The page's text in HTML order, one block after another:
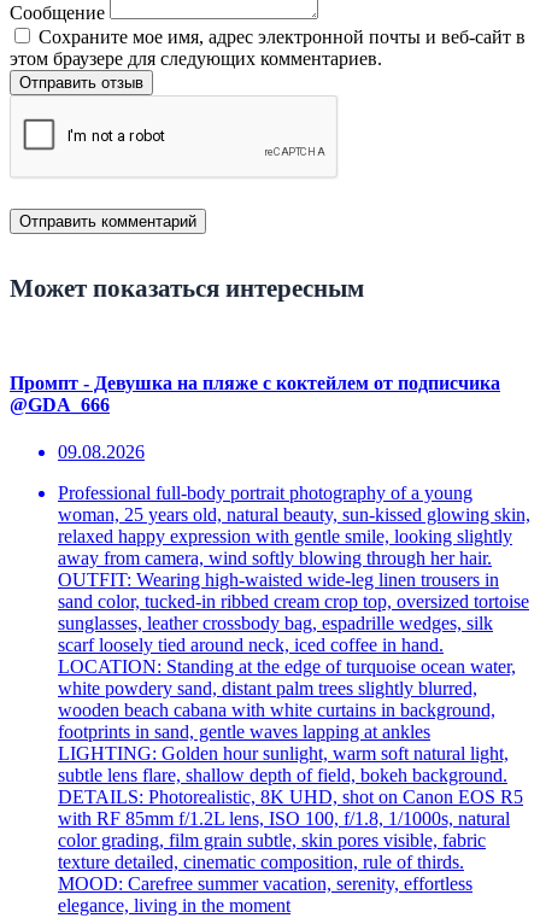
Сообщение
Сохраните мое имя, адрес электронной почты и веб-сайт в
этом браузере для следующих комментариев.
Отправить отзыв
Может показаться интересным
Промпт - Девушка на пляже с коктейлем от подписчика
@GDA_666
09.08.2026
Professional full-body portrait photography of a young
woman, 25 years old, natural beauty, sun-kissed glowing skin,
relaxed happy expression with gentle smile, looking slightly
away from camera, wind softly blowing through her hair.
OUTFIT: Wearing high-waisted wide-leg linen trousers in
sand color, tucked-in ribbed cream crop top, oversized tortoise
sunglasses, leather crossbody bag, espadrille wedges, silk
scarf loosely tied around neck, iced coffee in hand.
LOCATION: Standing at the edge of turquoise ocean water,
white powdery sand, distant palm trees slightly blurred,
wooden beach cabana with white curtains in background,
footprints in sand, gentle waves lapping at ankles
LIGHTING: Golden hour sunlight, warm soft natural light,
subtle lens flare, shallow depth of field, bokeh background.
DETAILS: Photorealistic, 8K UHD, shot on Canon EOS R5
with RF 85mm f/1.2L lens, ISO 100, f/1.8, 1/1000s, natural
color grading, film grain subtle, skin pores visible, fabric
texture detailed, cinematic composition, rule of thirds.
MOOD: Carefree summer vacation, serenity, effortless
elegance, living in the moment